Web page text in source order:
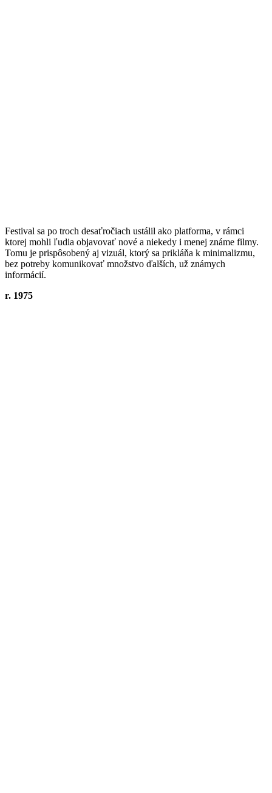
Festival sa po troch desaťročiach ustálil ako platforma, v rámci
ktorej mohli ľudia objavovať nové a niekedy i menej známe filmy.
Tomu je prispôsobený aj vizuál, ktorý sa prikláňa k minimalizmu,
bez potreby komunikovať množstvo ďalších, už známych
informácií.
r. 1975